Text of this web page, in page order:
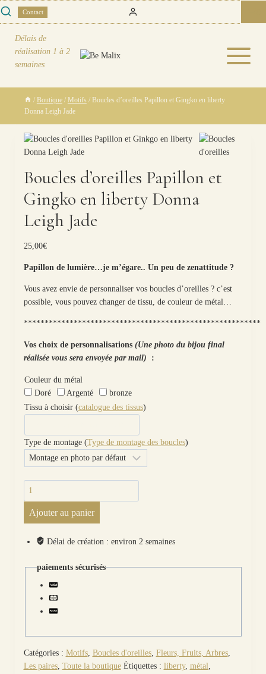
Skip
Contact
Délais de
réalisation 1 à 2
semaines
/ Boutique / Motifs / Boucles d’oreilles Papillon et Gingko en liberty
Donna Leigh Jade
Boucles d’oreilles Papillon et
Gingko en liberty Donna
Leigh Jade
25,00€
Papillon de lumière…je m’égare.. Un peu de zenattitude ?
Vous avez envie de personnaliser vos boucles d’oreilles ? c’est
possible, vous pouvez changer de tissu, de couleur de métal…
*********************************************************
Vos choix de personnalisations (Une photo du bijou final
réalisée vous sera envoyée par mail) :
Couleur du métal
Doré
Argenté
bronze
Tissu à choisir (catalogue des tissus)
Type de montage (Type de montage des boucles)
quantité
de
Boucles
d'oreilles
Papillon
Gingko
Ajouter au panier
Délai de création : environ 2 semaines
paiements sécurisés
Catégories : Motifs, Boucles d'oreilles, Fleurs, Fruits, Arbres,
Les paires, Toute la boutique Étiquettes : liberty, métal